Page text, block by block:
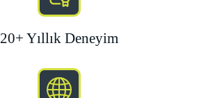
20+ Yıllık Deneyim